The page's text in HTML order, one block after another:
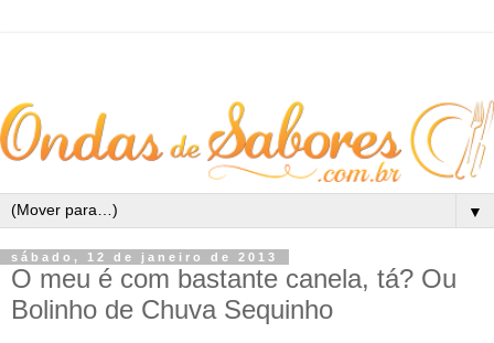
▼
sábado, 12 de janeiro de 2013
O meu é com bastante canela, tá? Ou
Bolinho de Chuva Sequinho